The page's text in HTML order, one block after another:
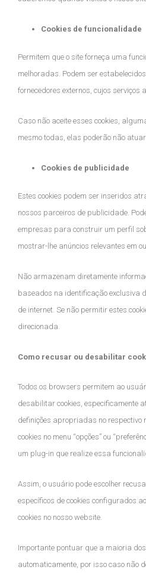
Cookies de funcionalidade
Permitem que o site forneça uma
melhoradas. Podem ser
fornecedores externos, cujos
Caso não aceite esses cookies,
mesmo todas, elas poderão não
Cookies de publicidade
Estes cookies podem ser inseridos
nossos parceiros de publicidade.
empresas para construir um perfil
mostrar-lhe anúncios relevantes em
Não armazenam diretamente
baseados na identificação exclusiva
de internet. Se não permitir estes
direcionada.
Como recusar ou desabilitar
Todos os browsers permitem ao
desabilitar cookies, especificamente
definições apropriadas no respectivo
cookies no menu “opções” ou
um plug-in que realize essa
Assim, o usuário pode escolher
específicos de cookies configurados
cookies no nosso website.
Importante pontuar que a maioria
automaticamente, por isso caso não